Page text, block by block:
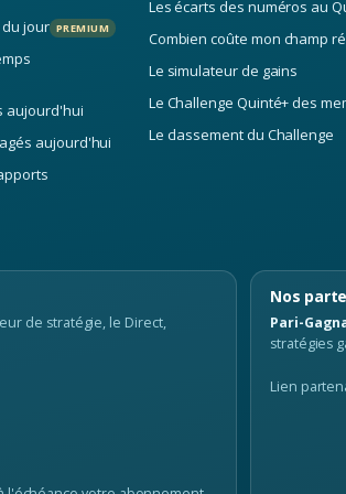
à la décision
: forme, classe, vitesse, catégorie
chevaux, jockeys et entraîneurs
la force et son incertitude
de scoring
6 chap.
courses, variance et risque
multinomiale, régularisation L1,
Minimax, Bucklin, Schulze,
comme jeu de coalition
jour PREMIUM
aujourd'hui
aujourd'hui
Les écarts des numéros au
Combien coûte mon champ
Le simulateur de gains
Le Challenge Quinté+ des
Le classement du Challenge
de stratégie, le Direct,
Nos
Pari-
stratégies
Lien